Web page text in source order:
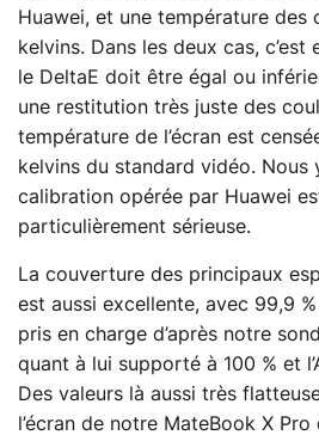
Huawei, et une température des
kelvins. Dans les deux cas, c’est
le DeltaE doit être égal ou
une restitution très juste des
température de l’écran est
kelvins du standard vidéo. Nous
calibration opérée par Huawei
particulièrement sérieuse.
La couverture des principaux
est aussi excellente, avec 99,9
pris en charge d’après notre
quant à lui supporté à 100 % et
Des valeurs là aussi très
l’écran de notre MateBook X